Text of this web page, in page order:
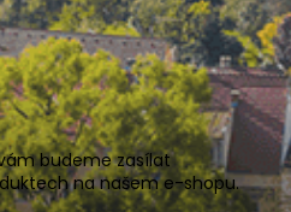
budeme zasílat
na našem e-shopu.